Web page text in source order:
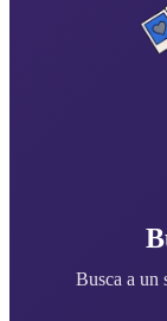
Busca a un